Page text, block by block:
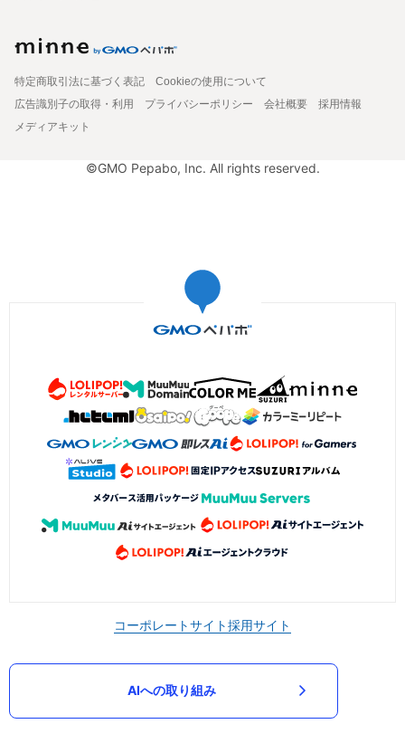
特定商取引法に基づく表記
Cookieの使用について
広告識別子の取得・利用
プライバシーポリシー 会社概要
採用情報
メディアキット
©GMO Pepabo, Inc. All rights reserved.
コーポレートサイト採用サイト
AIへの取り組み